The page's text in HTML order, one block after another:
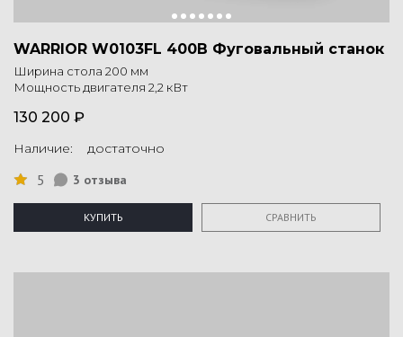
WARRIOR W0103FL 400В Фуговальный станок
Ширина стола 200 мм
Мощность двигателя 2,2 кВт
130 200 ₽
Наличие: достаточно
5 3 отзыва
КУПИТЬ СРАВНИТЬ